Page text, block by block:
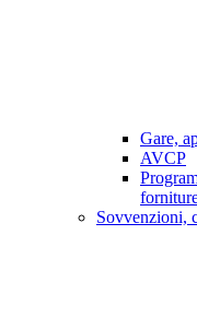
Gare,
AVCP
Sovvenzioni,